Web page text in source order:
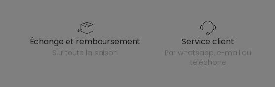
échange et remboursement
sur toute la saison
service client
par whatsapp, e-mail ou
téléphone